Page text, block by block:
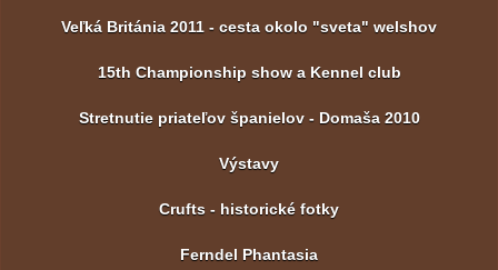
Veľká Británia 2011 - cesta okolo "sveta" welshov
15th Championship show a Kennel club
Stretnutie priateľov španielov - Domaša 2010
Výstavy
Crufts - historické fotky
Ferndel Phantasia